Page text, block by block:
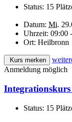
Status: 15
Datum: Mi.
Uhrzeit: 09:00
Ort: Heilbronn
Kurs merken
Anmeldung möglich
Status: 15